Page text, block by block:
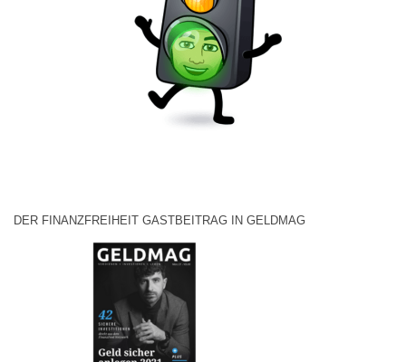
DER FINANZFREIHEIT GASTBEITRAG IN GELDMAG